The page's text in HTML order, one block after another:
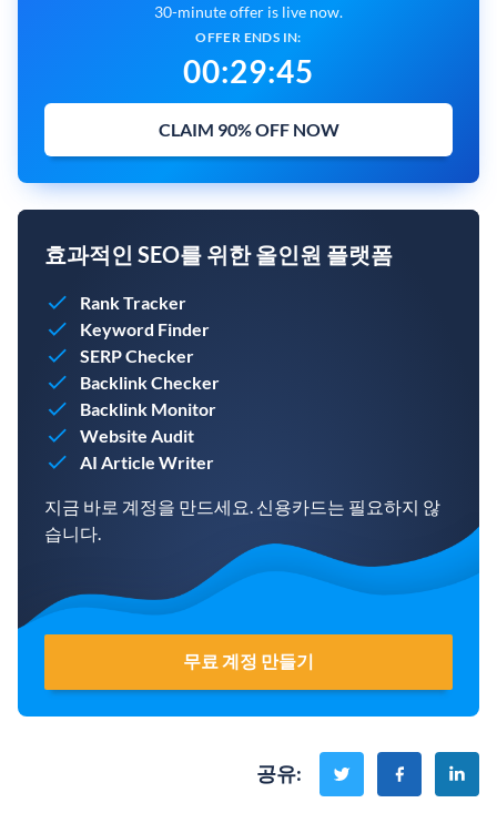
30-minute offer is live now.
OFFER ENDS IN:
00:29:43
CLAIM 90% OFF NOW
효과적인 SEO를 위한 올인원 플랫폼
Rank Tracker
Keyword Finder
SERP Checker
Backlink Checker
Backlink Monitor
Website Audit
AI Article Writer
지금 바로 계정을 만드세요. 신용카드는 필요하지 않
습니다.
무료 계정 만들기
공유: